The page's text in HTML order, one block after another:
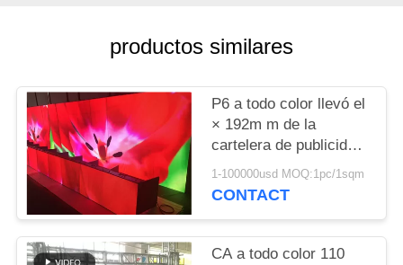
productos similares
P6 a todo color llevó el
× 192m m de la
cartelera de publicidad
192 para los medios de
publicidad
1-100000usd MOQ:1pc/1sqm
CONTACT
CA a todo color 110